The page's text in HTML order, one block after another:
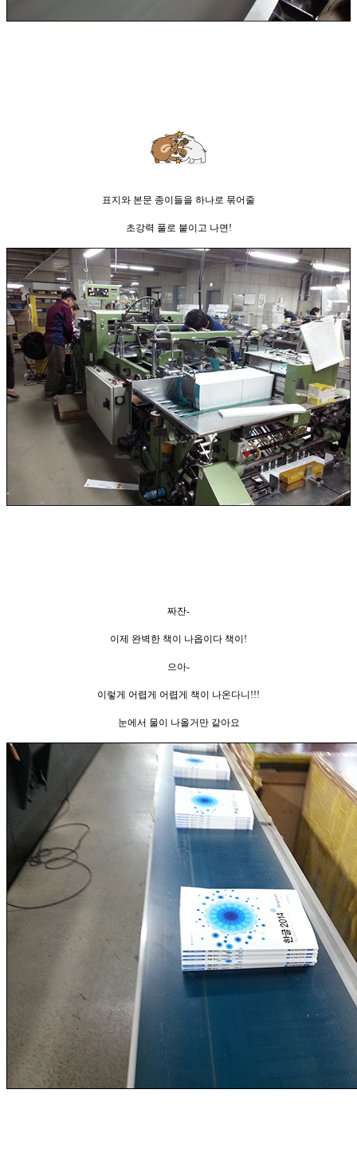
표지와 본문 종이들을 하나로 묶어줄
초강력 풀로 붙이고 나면!
짜잔-
이제 완벽한 책이 나옵이다 책이!
으아-
이렇게 어렵게 어렵게 책이 나온다니!!!
눈에서 물이 나올거만 같아요